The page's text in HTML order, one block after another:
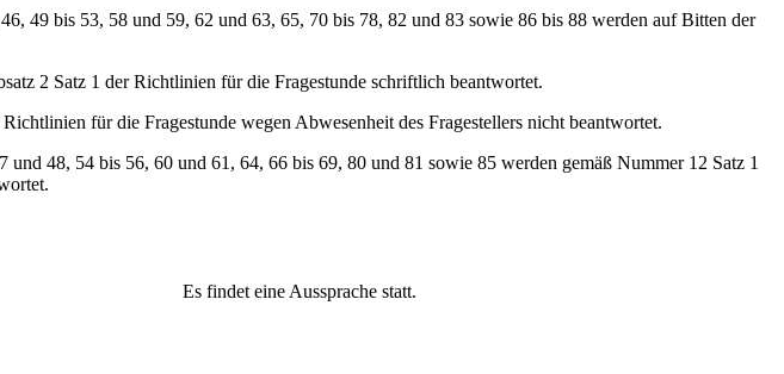
49 bis 53, 58 und 59, 62 und 63, 65, 70 bis 78, 82 und 83 sowie 86 bis 88 werden auf Bitten der
2 Satz 1 der Richtlinien für die Fragestunde schriftlich beantwortet.
für die Fragestunde wegen Abwesenheit des Fragestellers nicht beantwortet.
48, 54 bis 56, 60 und 61, 64, 66 bis 69, 80 und 81 sowie 85 werden gemäß Nummer 12 Satz 1
Es findet eine Aussprache statt.